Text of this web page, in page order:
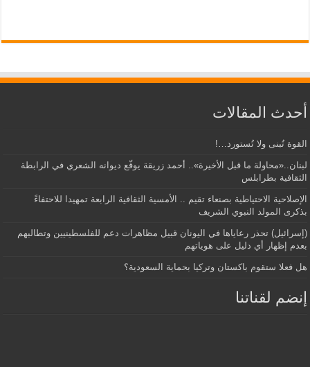
أحدث المقالات
القوة تُبنى ولا تُستورد…!
لبنان..«محاولة ما قبل الأخيرة».. أحمد زريقة يوقّع ديوانه الشعري في الرابطة
الثقافية بطرابلس
الإصلاحية الاحتياطية بصنعاء تقيم .. الأمسية الثقافية الرابعة تمهيدا للاحتفاءً
بذكرى المولد النبوي الشريف
(إسرائيل) تحذر رعاياها في اليونان قبيل مظاهرات دعم للفلسطينيين وتطالبهم
بعدم إظهار أي دليل على هوياتهم
هل فعلا ستقوم باكستان وتركيا بحماية السعودية؟
إنضم لقناتنا